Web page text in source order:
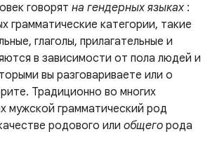
говорят на гендерных языках :
грамматические категории, такие
глаголы, прилагательные и
в зависимости от пола людей и
вы разговариваете или о
Традиционно во многих
мужской грамматический род
родового или общего рода